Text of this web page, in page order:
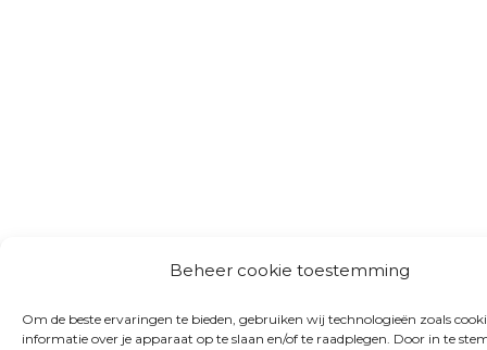
Beheer cookie toestemming
Om de beste ervaringen te bieden, gebruiken wij technologieën zoals
informatie over je apparaat op te slaan en/of te raadplegen. Door in te